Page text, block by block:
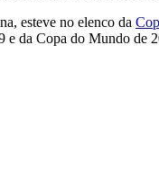
esteve no elenco da
e da Copa do Mundo de